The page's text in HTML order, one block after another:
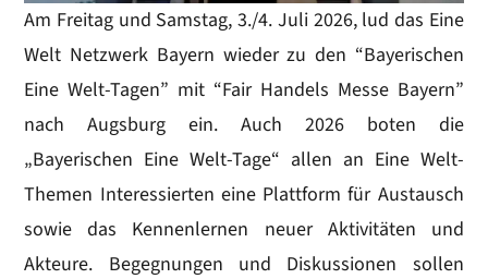
Am Freitag und Samstag, 3./4. Juli 2026, lud das Eine
Welt Netzwerk Bayern wieder zu den “Bayerischen
Eine Welt-Tagen” mit “Fair Handels Messe Bayern”
nach Augsburg ein. Auch 2026 boten die
„Bayerischen Eine Welt-Tage“ allen an Eine Welt-
Themen Interessierten eine Plattform für Austausch
sowie das Kennenlernen neuer Aktivitäten und
Akteure. Begegnungen und Diskussionen sollen